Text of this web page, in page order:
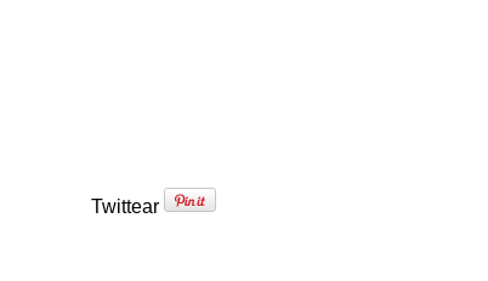
Twittear